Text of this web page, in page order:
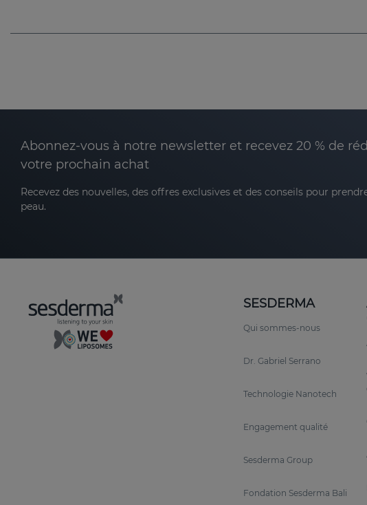
Abonnez-vous à notre newsletter et recevez 20 % de
votre prochain achat
Recevez des nouvelles, des offres exclusives et des conseils pour
peau.
SESDERMA
Qui sommes-nous
Dr. Gabriel Serrano
Technologie Nanotech
Engagement qualité
Sesderma Group
Fondation Sesderma Bali